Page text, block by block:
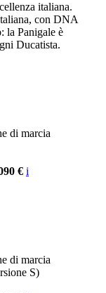
italiana.
con DNA
la Panigale è
Ducatista.
di marcia
€ i
di marcia
S)